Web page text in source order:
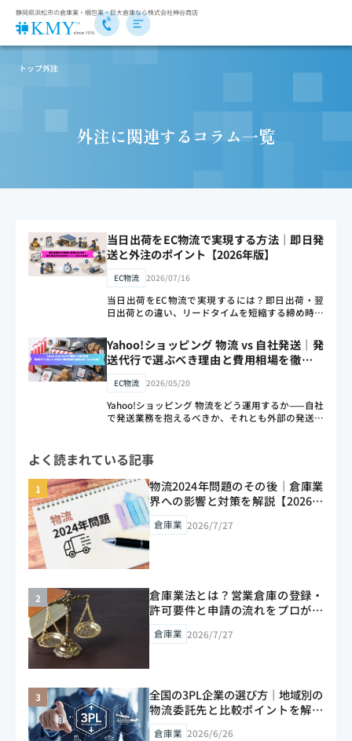
静岡県浜松市の倉庫業・梱包業・巨大倉庫なら株式会社神谷商店
トップ外注
外注に関連するコラム一覧
当日出荷をEC物流で実現する方法｜即日発
送と外注のポイント【2026年版】
EC物流 2026/07/16
当日出荷をEC物流で実現するには？即日出荷・翌
日出荷との違い、リードタイムを短縮する締め時間
り、外注で当日出荷に対応する方法と費用の考え方
まで物流のプロがわかりやすく解説します。出荷ス
ピードで差をつけたいEC事業者・物流担当者向け
の2026年最新版ガイドです。
Yahoo!ショッピング 物流 vs 自社発送｜発
送代行で選ぶべき理由と費用相場を徹底比
較【2026年版】
EC物流 2026/05/20
Yahoo!ショッピング 物流をどう運用するか——自社
で発送業務を抱えるべきか、それとも外部の発送代
への出店者数は年々増加…
よく読まれている記事
物流2024年問題のその後｜倉庫業
界への影響と対策を解説【2026年
版】
倉庫業 2026/7/27
倉庫業法とは？営業倉庫の登録・
許可要件と申請の流れをプロが解
説【2026年版】
倉庫業 2026/7/27
全国の3PL企業の選び方｜地域別の
物流委託先と比較ポイントを解説
【2026年版】
倉庫業 2026/6/26